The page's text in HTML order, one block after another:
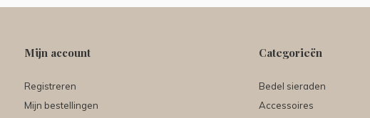
Mijn account
Registreren
Mijn bestellingen
Categorieën
Bedel sieraden
Accessoires